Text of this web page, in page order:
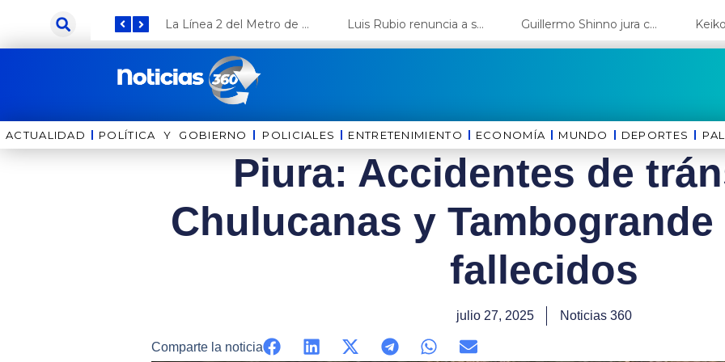
contenido
La Línea 2 del Metro de Lima y el Ramal 4 alcanzan un avance del 80% Luis Rubio renuncia a su candidatura a Lima y deja el camino libre a López Aliaga Guillermo Shinno jura como ministro de Energía y Minas
ACTUALIDAD POLÍTICA Y GOBIERNO ⁠⁠POLICIALES ENTRETENIMIENTO ECONOMÍA MUNDO DEPORTES
Piura: Accidentes de
Chulucanas y
fallecidos
julio 27, 2025 Noticias 360
Comparte la noticia